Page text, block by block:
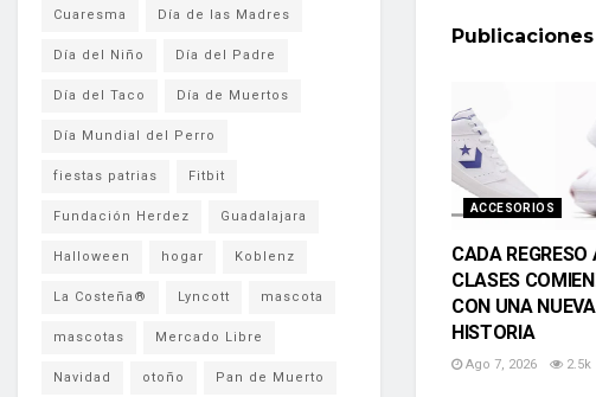
Publicaciones
ACCESORIOS
CADA REGRESO
CLASES
CON UNA NUEVA
HISTORIA
Ago 7, 2026 2.5k
Cuaresma Día de las Madres
Día del Niño Día del Padre
Día del Taco Día de Muertos
Día Mundial del Perro
fiestas patrias Fitbit
Fundación Herdez Guadalajara
Halloween hogar Koblenz
La Costeña® Lyncott mascota
mascotas Mercado Libre
Navidad otoño Pan de Muerto